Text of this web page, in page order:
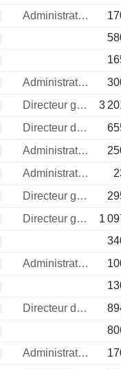
Administrateur
Administrateur
Directeur general
3
Directeur des operations
Administrateur
Administrateur
Directeur general
Directeur general
1
Administrateur
Directeur des operations
Administrateur